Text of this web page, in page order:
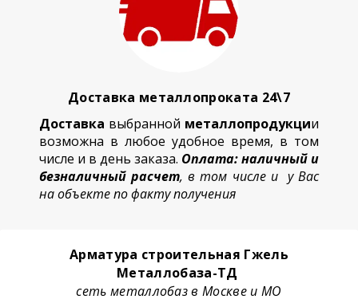
Доставка металлопроката 24\7
Доставка выбранной металлопродукции
возможна в любое удобное время, в том
числе и в день заказа. Оплата: наличный и
безналичный расчет, в том числе и у Вас
на объекте по факту получения
Арматура строительная Гжель
Металлобаза-ТД
сеть металлобаз в Москве и МО